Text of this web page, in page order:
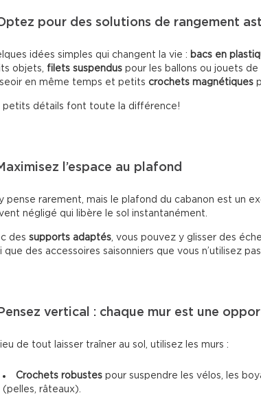
pour des solutions de rangement
idées simples qui changent la vie : bacs en
objets, filets suspendus pour les ballons ou jouets de
en même temps et petits crochets magnétiques
petits détails font toute la différence!
l’espace au plafond
pense rarement, mais le plafond du cabanon est un
négligé qui libère le sol instantanément.
des supports adaptés, vous pouvez y glisser des
que des accessoires saisonniers que vous n’utilisez
vertical : chaque mur est une
de tout laisser traîner au sol, utilisez les murs :
Crochets robustes pour suspendre les vélos, les
(pelles, râteaux).